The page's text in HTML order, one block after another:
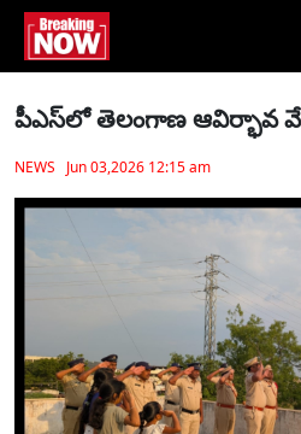
పీఎస్‌లో తెలంగాణ ఆవిర్భావ
NEWS Jun 03,2026 12:15 am